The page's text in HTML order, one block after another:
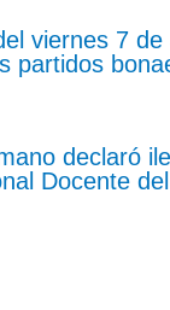
viernes 7 de
partidos
declaró
Docente